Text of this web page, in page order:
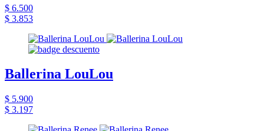
$ 6.500
$ 3.853
Ballerina LouLou
$ 5.900
$ 3.197